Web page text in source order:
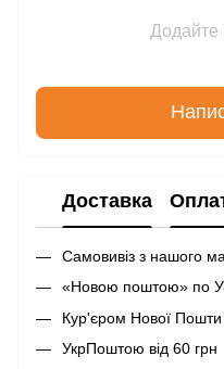
Додайте
Доставка
Самовивіз з нашого
«Новою поштою» по
Кур'єром Нової Пошти
УкрПоштою від 60 грн